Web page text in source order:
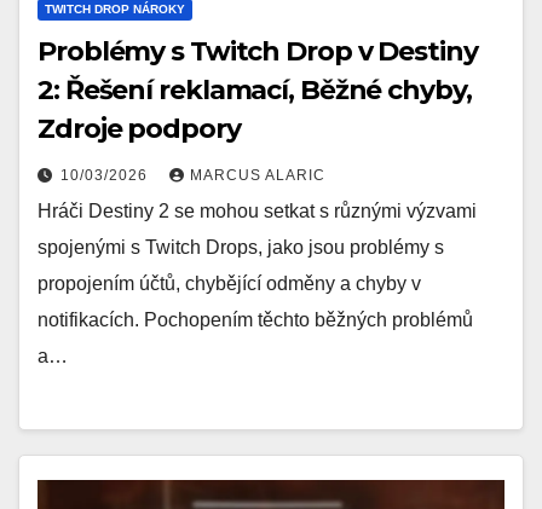
TWITCH DROP NÁROKY
Problémy s Twitch Drop v Destiny
2: Řešení reklamací, Běžné chyby,
Zdroje podpory
10/03/2026 MARCUS ALARIC
Hráči Destiny 2 se mohou setkat s různými výzvami
spojenými s Twitch Drops, jako jsou problémy s
propojením účtů, chybějící odměny a chyby v
notifikacích. Pochopením těchto běžných problémů
a…